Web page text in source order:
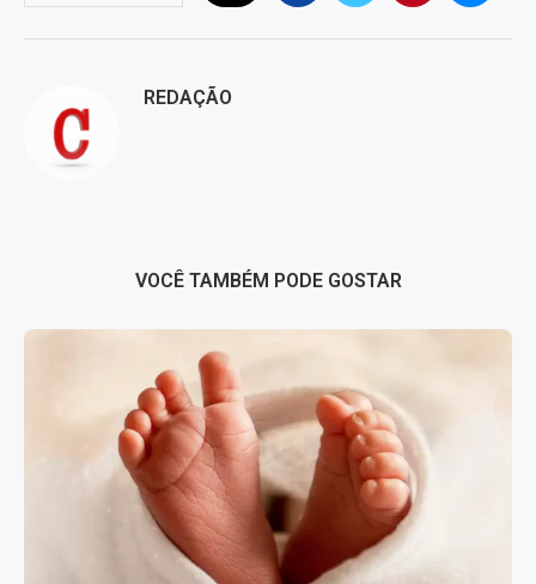
REDAÇÃO
VOCÊ TAMBÉM PODE GOSTAR